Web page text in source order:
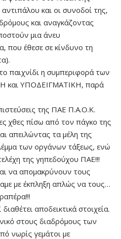
και οι συνοδοί της,
και αναγκάζοντας
μια άνευ
που έθεσε σε κίνδυνο τη
παιχνίδι η συμπεριφορά των
και ΥΠΟΔΕΙΓΜΑΤΙΚΗ, παρά
της ΠΑΕ Π.Α.Ο.Κ.
χθες πίσω από τον πάγκο της
απειλώντας τα μέλη της
των οργάνων τάξεως, ενώ
της γηπεδούχου ΠΑΕ!!!
να απομακρύνουν τους
με έκπληξη απλώς να τους…
αποδεικτικά στοιχεία.
στους διαδρόμους των
νωρίς γεμάτοι με